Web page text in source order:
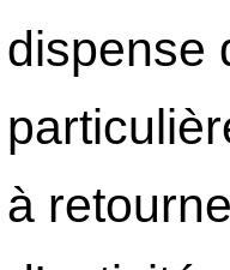
dispense
à